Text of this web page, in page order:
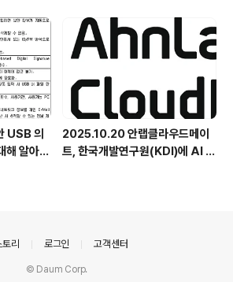
USB 의
해 알아봅
2025.10.20 안랩클라우드메이
트, 한국개발연구원(KDI)에 AI 어
토리 로그인 고객센터
© Daum Corp.